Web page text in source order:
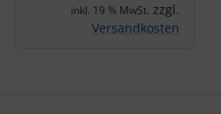
inkl. 19 % MwSt. zzgl.
Versandkosten